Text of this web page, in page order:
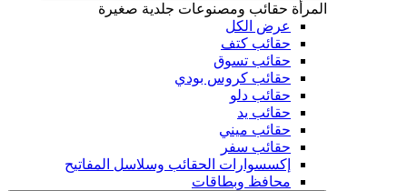
المرأة حقائب ومصنوعات جلدية صغيرة
عرض الكل
حقائب كتف
حقائب تسوق
حقائب كروس بودي
حقائب دلو
حقائب يد
حقائب ميني
حقائب سفر
إكسسوارات الحقائب وسلاسل المفاتيح
محافظ وبطاقات